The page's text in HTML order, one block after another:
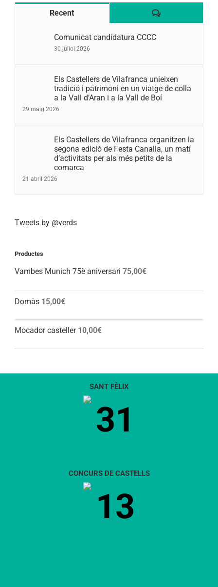
Recent Comentaris
Comunicat candidatura CCCC
30 juliol 2026
Els Castellers de Vilafranca unieixen
tradició i patrimoni en un viatge de colla
a la Vall d’Aran i a la Vall de Boí
29 maig 2026
Els Castellers de Vilafranca organitzen la
segona edició de Festa Canalla, un matí
d’activitats per als més petits de la
comarca
21 abril 2026
Tweets by @verds
Productes
Vambes Munich 75è aniversari 75,00€
Domàs 15,00€
Mocador casteller 10,00€
SANT FÈLIX
31
CONCURS DE CASTELLS
13